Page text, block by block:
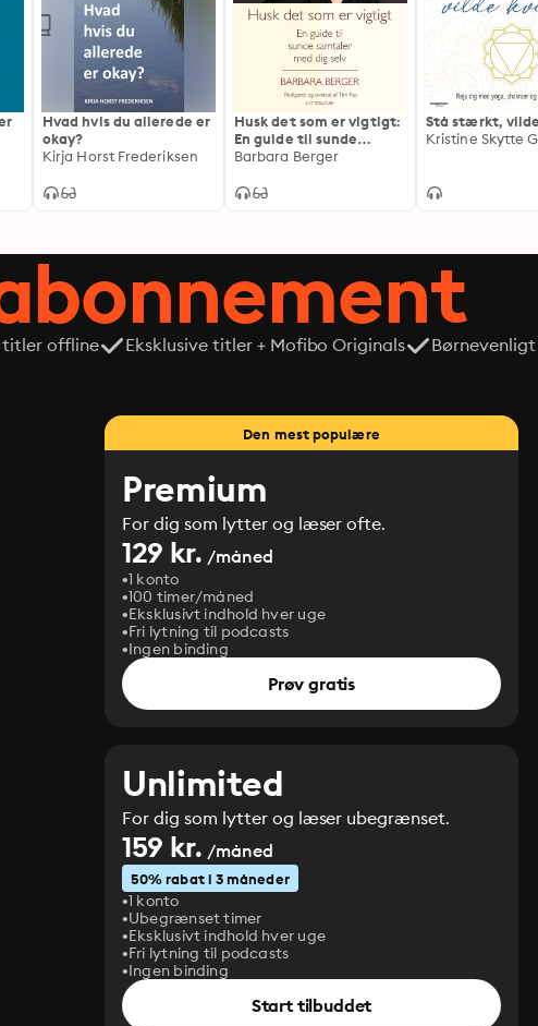
Hvad hvis du allerede er
okay?
Kirja Horst Frederiksen
Husk det som er vigtigt:
En guide til sunde
samtaler med dig selv
Barbara Berger
Stå stærkt,
Kristine Skytte
titler offline Eksklusive titler + Mofibo Originals
Den mest populære
Premium
For dig som lytter og læser ofte.
129 kr. /måned
1 konto
100 timer/måned
Eksklusivt indhold hver uge
Fri lytning til podcasts
Ingen binding
Prøv gratis
Unlimited
For dig som lytter og læser ubegrænset.
159 kr. /måned
50% rabat i 3 måneder
1 konto
Ubegrænset timer
Eksklusivt indhold hver uge
Fri lytning til podcasts
Ingen binding
Start tilbuddet